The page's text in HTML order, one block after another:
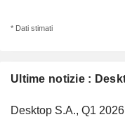
Ultime notizie :
Desktop S.A., Q1
* Dati stimati